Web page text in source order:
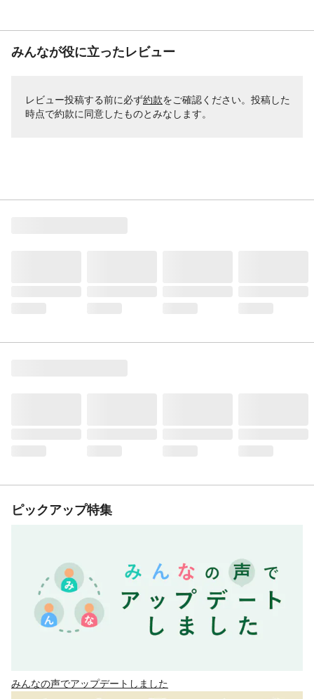
みんなが役に立ったレビュー
レビュー投稿する前に必ず約款をご確認ください。投稿した
時点で約款に同意したものとみなします。
ピックアップ特集
みんなの声でアップデートしました